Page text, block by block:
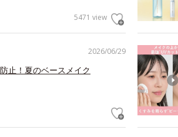
5471 view
2026/06/29
止！夏のベースメイク